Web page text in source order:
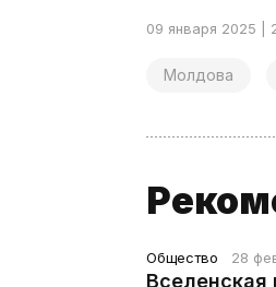
09 января 2025 |
Молдова
Общество 28
Вселенская